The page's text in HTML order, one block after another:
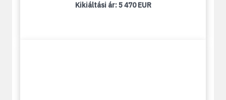
Kikiáltási ár:5 470 EUR